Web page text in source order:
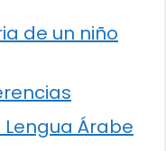
de un niño
Árabe